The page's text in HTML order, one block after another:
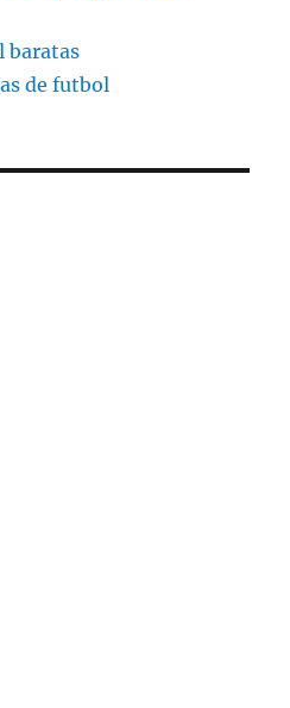
baratas
de futbol